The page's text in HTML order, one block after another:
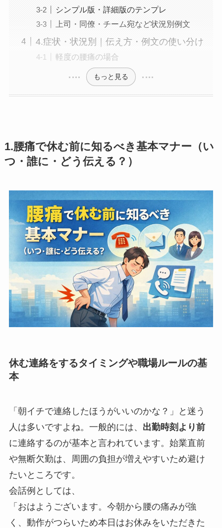
シンプル版・詳細版のテンプレ
上司・同僚・チーム宛など状況別例文
4.症状・状況別｜伝え方・例文の使い分け
軽度の腰痛の場合
もっと見る
1.腰痛で休む前に知るべき基本マナー（い
つ・誰に・どう伝える？）
休む連絡をするタイミングや職場ルールの基
本
「朝イチで連絡したほうがいいのかな？」と迷う
人は多いですよね。一般的には、 出勤時刻より前
に連絡するのが基本と言われています。始業直前
や無断欠勤は、周囲の負担が増えやすいため避け
たいところです。
会話例としては、
「おはようございます。今朝から腰の痛みが強
く、動作がつらいため本日はお休みをいただきた